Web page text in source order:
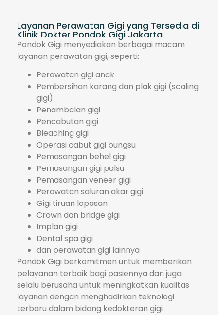
Layanan Perawatan Gigi yang Tersedia di
Klinik Dokter Pondok Gigi Jakarta
Pondok Gigi menyediakan berbagai macam
layanan perawatan gigi, seperti:
Perawatan gigi anak
Pembersihan karang dan plak gigi (scaling
gigi)
Penambalan gigi
Pencabutan gigi
Bleaching gigi
Operasi cabut gigi bungsu
Pemasangan behel gigi
Pemasangan gigi palsu
Pemasangan veneer gigi
Perawatan saluran akar gigi
Gigi tiruan lepasan
Crown dan bridge gigi
Implan gigi
Dental spa gigi
dan perawatan gigi lainnya
Pondok Gigi berkomitmen untuk memberikan
pelayanan terbaik bagi pasiennya dan juga
selalu berusaha untuk meningkatkan kualitas
layanan dengan menghadirkan teknologi
terbaru dalam bidang kedokteran gigi.